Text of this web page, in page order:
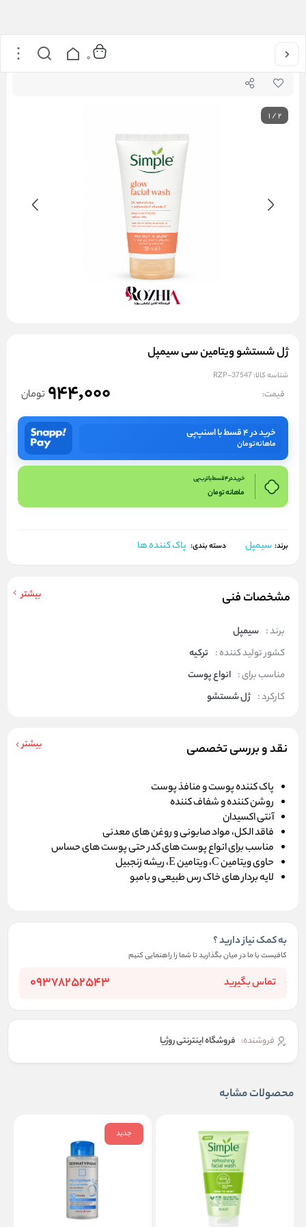
خانه ژل شستشو ویتامین سی سیمپل
0
1/2
ژل شستشو ویتامین سی سیمپل
شناسه کالا: RZP-37547
قیمت: 944,000 تومان
خرید در ۴ قسط با اسنپ‌پی
ماهانهتومان
خرید در 4 قسط با ترب پی
ماهانهتومان
برند: سیمپل دسته بندی: پاک کننده ها
مشخصات فنی بیشتر
برند : سیمپل
کشور تولید کننده : ترکیه
مناسب برای : انواع پوست
کارکرد : ژل شستشو
نقد و بررسی تخصصی بیشتر
پاک کننده پوست و منافذ پوست
روشن کننده و شفاف کننده
آنتی اکسیدان
فاقد الکل، مواد صابونی و روغن های معدنی
مناسب برای انواع پوست های کدر حتی پوست های حساس
حاوی ویتامین C، ویتامین E، ریشه زنجبیل
لایه بردار های خاک رس طبیعی و بامبو
به کمک نیاز دارید ؟
کافیست با ما در میان بگذارید تا شما را راهنمایی کنیم
تماس بگیرید 09378252543
فروشنده: فروشگاه اینترنتی روژیا
محصولات مشابه
جدید